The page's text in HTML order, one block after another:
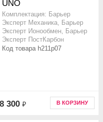
UNO
Комплектация: Барьер
Эксперт Механика, Барьер
Эксперт Ионообмен, Барьер
Эксперт ПостКарбон
Код товара h211p07
8 300 ₽ В КОРЗИНУ